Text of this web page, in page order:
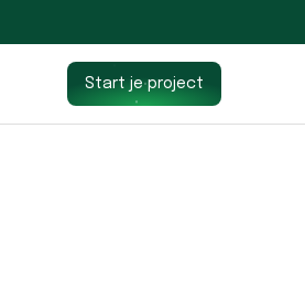
Start je project